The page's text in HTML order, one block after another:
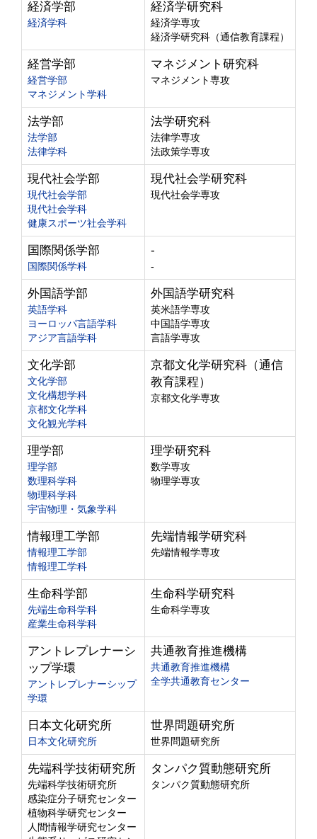
経済学部
経済学科
経済学研究科
経済学専攻
経済学研究科（通信教育課程）
経営学部
経営学部
マネジメント学科
マネジメント研究科
マネジメント専攻
法学部
法学部
法律学科
法学研究科
法律学専攻
法政策学専攻
現代社会学部
現代社会学部
現代社会学科
健康スポーツ社会学科
現代社会学研究科
現代社会学専攻
国際関係学部
国際関係学科
-
-
外国語学部
英語学科
ヨーロッパ言語学科
アジア言語学科
外国語学研究科
英米語学専攻
中国語学専攻
言語学専攻
文化学部
文化学部
文化構想学科
京都文化学科
文化観光学科
京都文化学研究科（通信
教育課程）
京都文化学専攻
理学部
理学部
数理科学科
物理科学科
宇宙物理・気象学科
理学研究科
数学専攻
物理学専攻
情報理工学部
情報理工学部
情報理工学科
先端情報学研究科
先端情報学専攻
生命科学部
先端生命科学科
産業生命科学科
生命科学研究科
生命科学専攻
アントレプレナーシ
ップ学環
アントレプレナーシップ
学環
共通教育推進機構
共通教育推進機構
全学共通教育センター
日本文化研究所
日本文化研究所
世界問題研究所
世界問題研究所
先端科学技術研究所
先端科学技術研究所
感染症分子研究センター
植物科学研究センター
人間情報学研究センター
タンパク質動態研究所
タンパク質動態研究所